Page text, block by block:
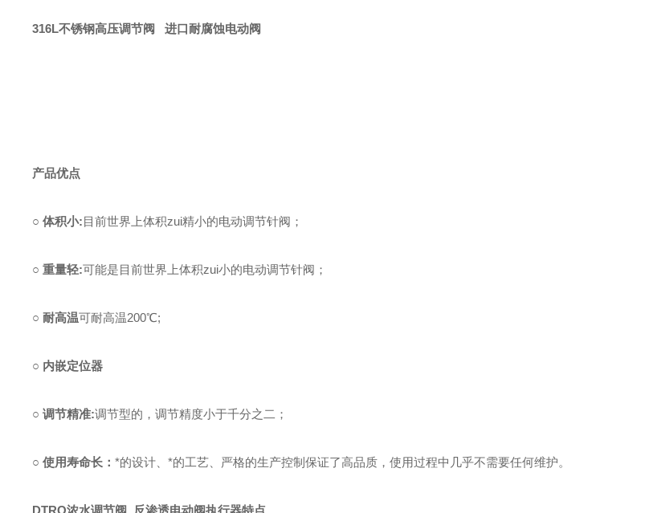
316L不锈钢高压调节阀 进口耐腐蚀电动阀
产品优点
○ 体积小:目前世界上体积zui精小的电动调节针阀；
○ 重量轻:可能是目前世界上体积zui小的电动调节针阀；
○ 耐高温可耐高温200℃;
○ 内嵌定位器
○ 调节精准:调节型的，调节精度小于千分之二；
○ 使用寿命长：*的设计、*的工艺、严格的生产控制保证了高品质，使用过程中几乎不需要任何维护。
DTRO浓水调节阀 反渗透电动阀执行器特点